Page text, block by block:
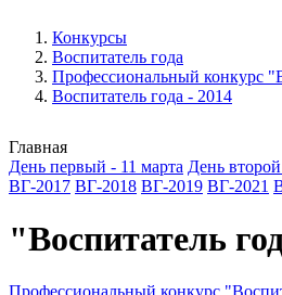
Конкурсы
Воспитатель года
Профессиональный конкурс
Воспитатель года - 2014
Главная
День первый - 11 марта День
ВГ-2017 ВГ-2018 ВГ-2019 ВГ-2021
"Воспитатель